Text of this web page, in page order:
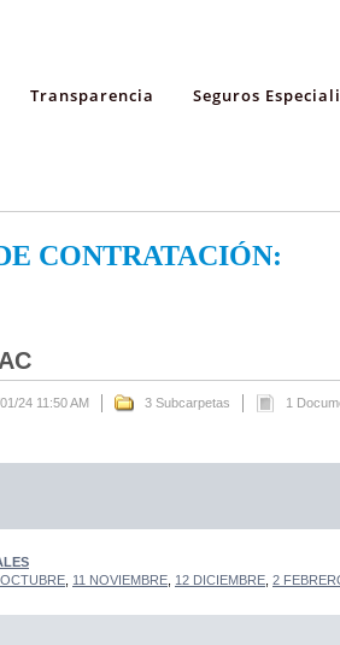
Transparencia Seguros
CONTRATACIÓN:
24 11:50 AM 3 Subcarpetas 1
11 NOVIEMBRE 12 DICIEMBRE 2